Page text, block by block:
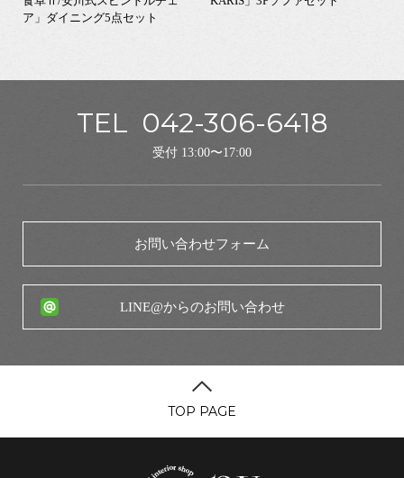
ア」ダイニング5点セット
TEL 042-306-6418
受付 13:00〜17:00
お問い合わせフォーム
LINE@からのお問い合わせ
TOP PAGE